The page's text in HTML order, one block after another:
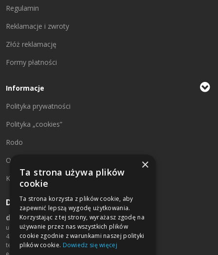
Regulamin
Reklamacje i zwroty
Złóż reklamację
Formy płatności
Informacje
Polityka prywatności
Polityka „cookies”
Rodo
O firmie
Kontakt
Dane kontaktowe:
drukarniamobart.pl
ul. św. Rocha 125/127
42-200 Częstochowa
tel. +48 790 709 459
×
Ta strona używa plików
cookie
Ta strona korzysta z plików cookie, aby
zapewnić lepszą wygodę użytkowania.
Korzystając z tej strony, wyrażasz zgodę na
używanie przez nas wszystkich plików
cookie zgodnie z warunkami naszej polityki
plików cookie. Dowiedz się więcej